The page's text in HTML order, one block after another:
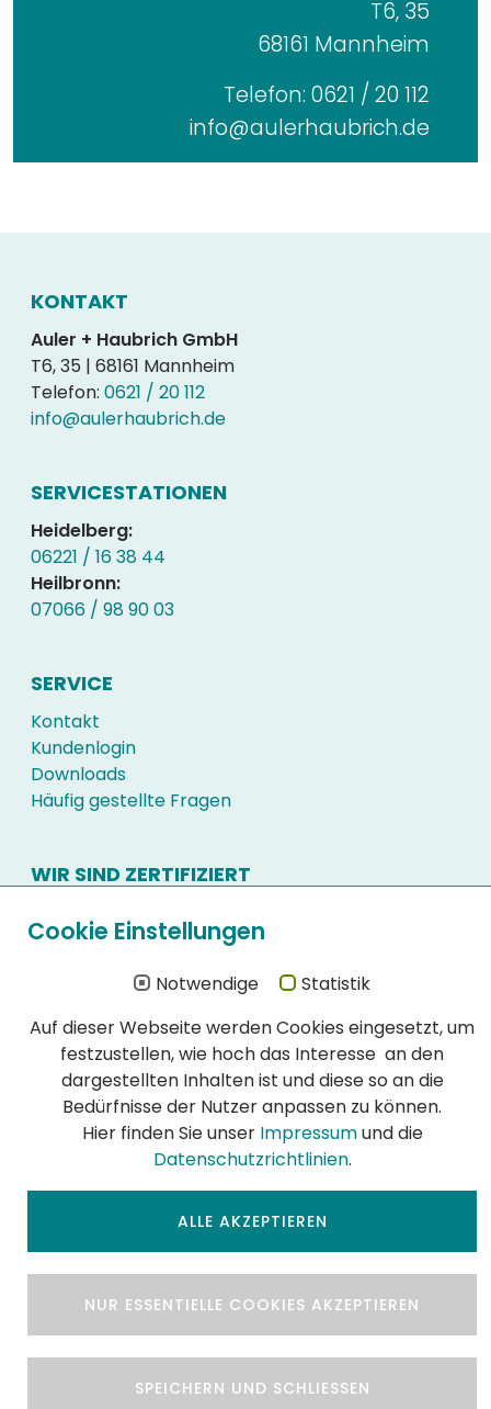
T6, 35
68161 Mannheim
Telefon: 0621 / 20 112
info@aulerhaubrich.de
KONTAKT
Auler + Haubrich GmbH
T6, 35 | 68161 Mannheim
Telefon: 0621 / 20 112
info@aulerhaubrich.de
SERVICESTATIONEN
Heidelberg:
06221 / 16 38 44
Heilbronn:
07066 / 98 90 03
SERVICE
Kontakt
Kundenlogin
Downloads
Häufig gestellte Fragen
WIR SIND ZERTIFIZIERT
Schädlingsbekämpfung höchste Priorität:
DIN EN ISO 14001:2015 Zertifikat (PDF)
DIN EN 16636:2015 Zertifikat (PDF)
Impressum|
Datenschutz
© 2026 Auler +
Haubrich GmbH
Cookie Einstellungen
Notwendige
Statistik
Auf dieser Webseite werden Cookies eingesetzt, um
festzustellen, wie hoch das Interesse an den
dargestellten Inhalten ist und diese so an die
Bedürfnisse der Nutzer anpassen zu können.
Hier finden Sie unser Impressumund die
Datenschutzrichtlinien.
ALLE AKZEPTIEREN
NUR ESSENTIELLE COOKIES AKZEPTIEREN
SPEICHERN UND SCHLIESSEN